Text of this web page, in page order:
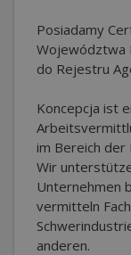
Posiadamy
Województwa
do Rejestru
Koncepcja ist
im Bereich
Wir
Unternehmen
vermitteln
anderen.